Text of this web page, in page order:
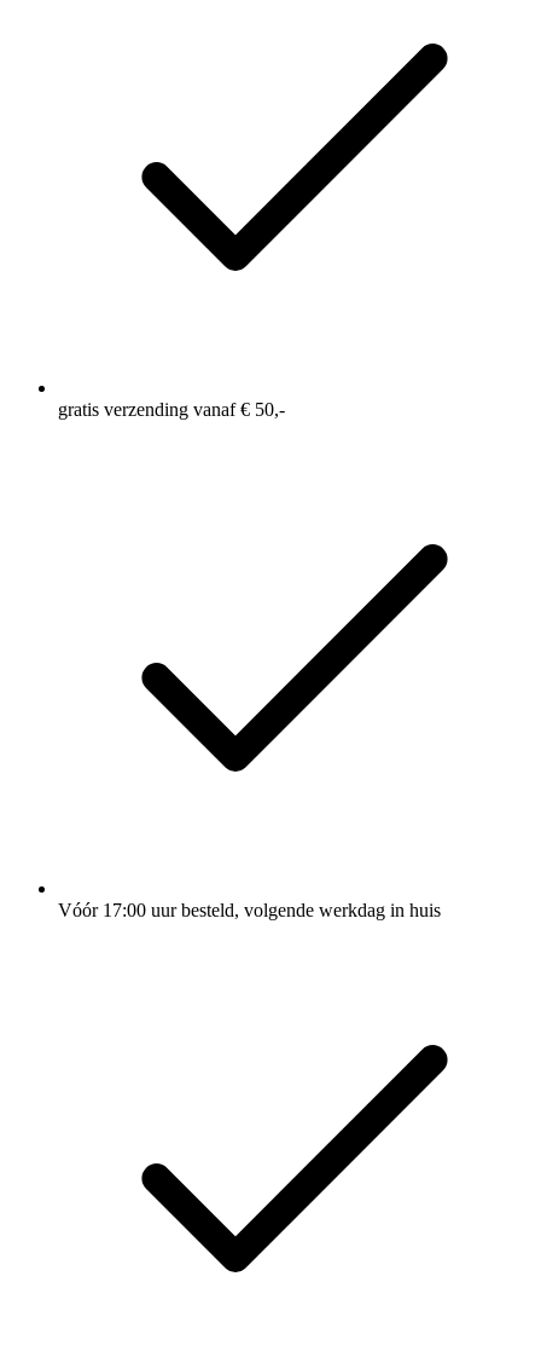
gratis verzending vanaf € 50,-
Vóór 17:00 uur besteld, volgende werkdag in huis